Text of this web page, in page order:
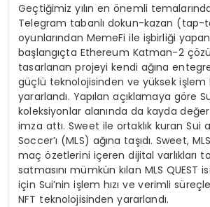
Geçtiğimiz yılın en önemli
Telegram tabanlı dokun-kazan (tap-
oyunlarından MemeFi ile işbirliği
başlangıçta Ethereum Katman-2
tasarlanan projeyi kendi ağına
güçlü teknolojisinden ve yüksek işlem
yararlandı. Yapılan açıklamaya göre
koleksiyonlar alanında da kayda
imza attı. Sweet ile ortaklık kuran Sui
Soccer’ı (MLS) ağına taşıdı. Sweet,
maç özetlerini içeren dijital varlıkları
satmasını mümkün kılan MLS QUEST
için Sui’nin işlem hızı ve verimli
NFT teknolojisinden yararlandı.